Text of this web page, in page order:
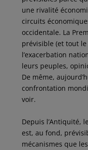
une rivalité
circuits
occidentale. La
prévisible (et tout le
l’exacerbation
leurs peuples,
De même,
confrontation
voir.
Depuis l’Antiquité,
est, au fond,
mécanismes que